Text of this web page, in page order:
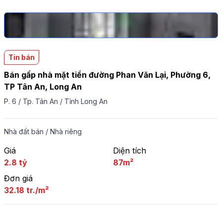
Tin bán
Bán gấp nhà mặt tiền đường Phan Văn Lại, Phường 6,
TP Tân An, Long An
P. 6 / Tp. Tân An / Tỉnh Long An
Nhà đất bán / Nhà riêng
Giá
2.8 tỷ
Diện tích
87m²
Đơn giá
32.18 tr./m²